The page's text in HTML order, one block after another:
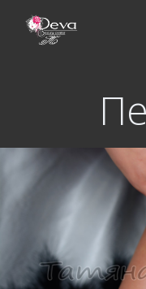
КУРСОВЕ
Базов курс